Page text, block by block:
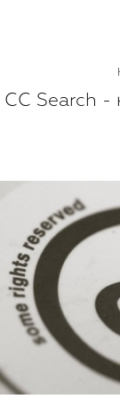
CC Search -